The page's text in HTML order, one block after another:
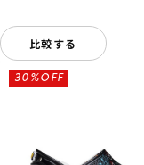
比較する
30%OFF